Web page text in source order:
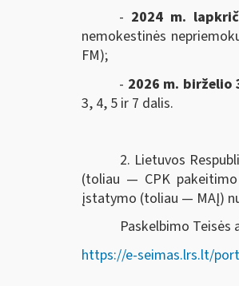
- 2024 m.
nemokestinės
FM);
- 2026 m. birželio
3, 4, 5 ir 7 dalis.
2. Lietuvos
(toliau — CPK
įstatymo (toliau — MAĮ)
Paskelbimo
https://e-seimas.lrs.lt/